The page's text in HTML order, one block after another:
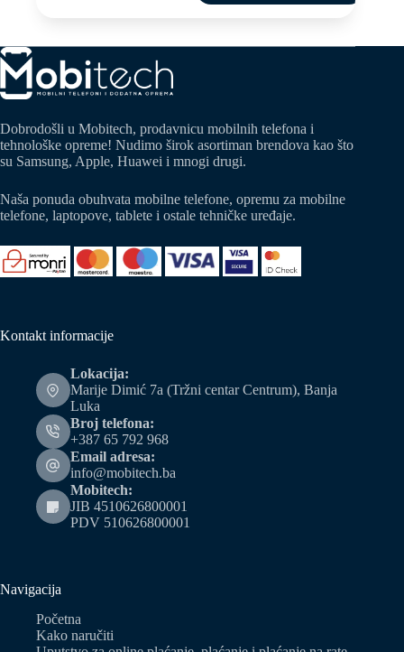
Dobrodošli u Mobitech, prodavnicu mobilnih telefona i
tehnološke opreme! Nudimo širok asortiman brendova kao što
su Samsung, Apple, Huawei i mnogi drugi.
Naša ponuda obuhvata mobilne telefone, opremu za mobilne
telefone, laptopove, tablete i ostale tehničke uređaje.
Kontakt informacije
Lokacija:
Marije Dimić 7a (Tržni centar Centrum), Banja
Luka
Broj telefona:
+387 65 792 968
Email adresa:
info@mobitech.ba
Mobitech:
JIB 4510626800001
PDV 510626800001
Navigacija
Početna
Kako naručiti